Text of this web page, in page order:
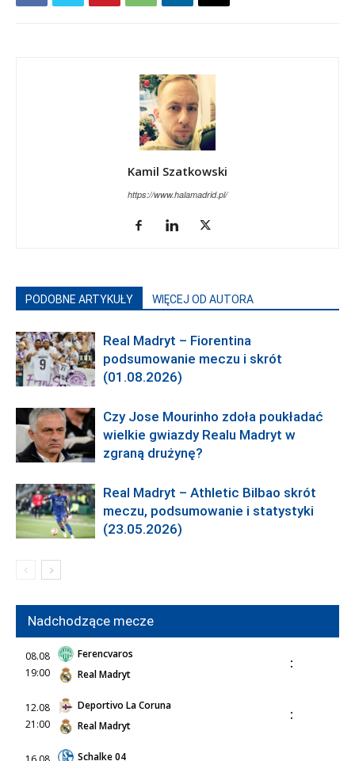
Kamil Szatkowski
https://www.halamadrid.pl/
PODOBNE ARTYKUŁY WIĘCEJ OD AUTORA
Real Madryt – Fiorentina
podsumowanie meczu i skrót
(01.08.2026)
Czy Jose Mourinho zdoła poukładać
wielkie gwiazdy Realu Madryt w
zgraną drużynę?
Real Madryt – Athletic Bilbao skrót
meczu, podsumowanie i statystyki
(23.05.2026)
Nadchodzące mecze
08.08
19:00
Ferencvaros
Real Madryt
:
12.08
21:00
Deportivo La Coruna
Real Madryt
:
Schalke 04